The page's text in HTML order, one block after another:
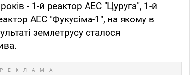
- 1-й реактор АЕС "Цуруга", 1-й
АЕС "Фукусіма-1", на якому в
землетрусу сталося